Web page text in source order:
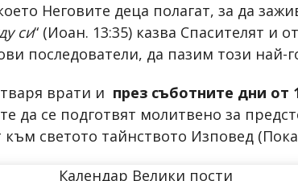
Неговите деца полагат, за да
си“ (Иоан. 13:35) казва Спасителят и
последователи, да пазим този най-
врати и през съботните дни от
да се подготвят молитвено за
светото тайнството Изповед